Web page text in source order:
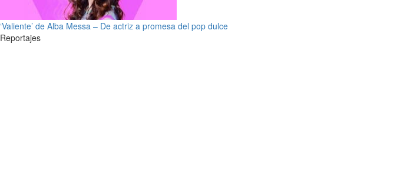
‘Valiente’ de Alba Messa – De actriz a promesa del pop dulce
Reportajes